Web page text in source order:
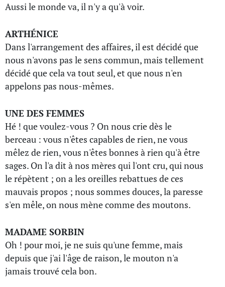
Aussi le monde va, il n'y a qu'à voir.
ARTHÉNICE
Dans l'arrangement des affaires, il est décidé que
nous n'avons pas le sens commun, mais tellement
décidé que cela va tout seul, et que nous n'en
appelons pas nous-mêmes.
UNE DES FEMMES
Hé ! que voulez-vous ? On nous crie dès le
berceau : vous n'êtes capables de rien, ne vous
mêlez de rien, vous n'êtes bonnes à rien qu'à être
sages. On l'a dit à nos mères qui l'ont cru, qui nous
le répètent ; on a les oreilles rebattues de ces
mauvais propos ; nous sommes douces, la paresse
s'en mêle, on nous mène comme des moutons.
MADAME SORBIN
Oh ! pour moi, je ne suis qu'une femme, mais
depuis que j'ai l'âge de raison, le mouton n'a
jamais trouvé cela bon.